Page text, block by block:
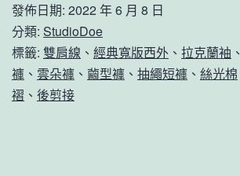
發佈日期: 2022 年 6 月 8 日
分類: StudioDoe
標籤: 雙肩線 、 經典寬版西外 、 拉克蘭袖 、
褲 、 雲朵褲 、 繭型褲 、 抽繩短褲 、 絲光棉
褶 、 後剪接